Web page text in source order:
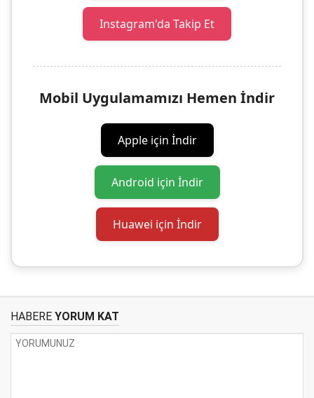
Instagram'da Takip Et
Mobil Uygulamamızı Hemen İndir
Apple için İndir
Android için İndir
Huawei için İndir
HABERE YORUM KAT